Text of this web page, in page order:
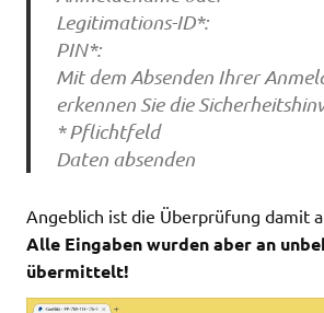
Legitimations-ID*:
PIN*:
Mit dem Absenden Ihrer
erkennen Sie die
* Pflichtfeld
Daten absenden
Angeblich ist die Überprüfung damit
Alle Eingaben wurden aber an
übermittelt!